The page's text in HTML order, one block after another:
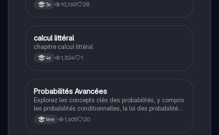
3e 10,160 28
CMaths
calcul littéral
chapitre calcul littéral
4e 1,324 1
Maths
Probabilités Avancées
Explorez les concepts clés des probabilités, y compris
les probabilités conditionnelles, la loi des probabilités
totales et les variables aléatoires. Cette fiche de
révision est conçue pour les étudiants de 1ère, offrant
1ère 1,605 20